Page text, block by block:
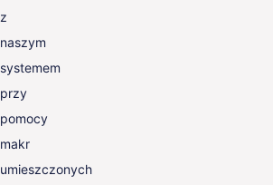
z
naszym
systemem
przy
pomocy
makr
umieszczonych